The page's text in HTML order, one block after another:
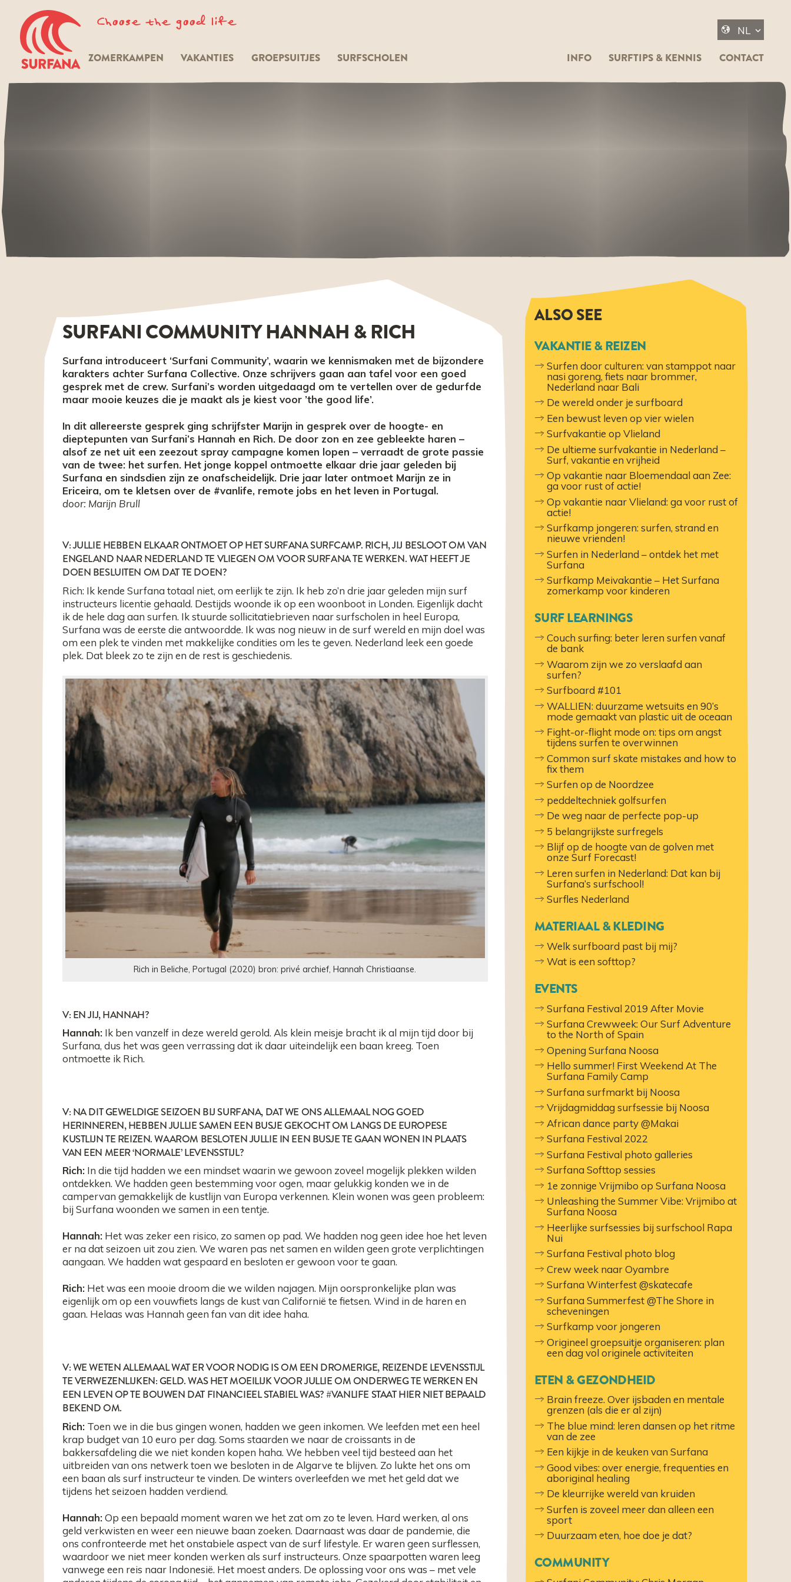
Choose the good life
ZOMERKAMPEN VAKANTIES GROEPSUITJES SURFSCHOLEN INFO SURFTIPS & KENNIS CONTACT
SURFANI COMMUNITY HANNAH & RICH
Surfana introduceert ‘Surfani Community’, waarin we kennismaken met de bijzondere
karakters achter Surfana Collective. Onze schrijvers gaan aan tafel voor een goed
gesprek met de crew. Surfani’s worden uitgedaagd om te vertellen over de gedurfde
maar mooie keuzes die je maakt als je kiest voor ’the good life’.
In dit allereerste gesprek ging schrijfster Marijn in gesprek over de hoogte- en
dieptepunten van Surfani’s Hannah en Rich. De door zon en zee gebleekte haren –
alsof ze net uit een zeezout spray campagne komen lopen – verraadt de grote passie
van de twee: het surfen. Het jonge koppel ontmoette elkaar drie jaar geleden bij
Surfana en sindsdien zijn ze onafscheidelijk. Drie jaar later ontmoet Marijn ze in
Ericeira, om te kletsen over de #vanlife, remote jobs en het leven in Portugal.
door: Marijn Brull
V: JULLIE HEBBEN ELKAAR ONTMOET OP HET SURFANA SURFCAMP. RICH, JIJ BESLOOT OM VAN
ENGELAND NAAR NEDERLAND TE VLIEGEN OM VOOR SURFANA TE WERKEN. WAT HEEFT JE
DOEN BESLUITEN OM DAT TE DOEN?
Rich: Ik kende Surfana totaal niet, om eerlijk te zijn. Ik heb zo’n drie jaar geleden mijn surf
instructeurs licentie gehaald. Destijds woonde ik op een woonboot in Londen. Eigenlijk dacht
ik de hele dag aan surfen. Ik stuurde sollicitatiebrieven naar surfscholen in heel Europa,
Surfana was de eerste die antwoordde. Ik was nog nieuw in de surf wereld en mijn doel was
om een plek te vinden met makkelijke condities om les te geven. Nederland leek een goede
plek. Dat bleek zo te zijn en de rest is geschiedenis.
Rich in Beliche, Portugal (2020) bron: privé archief, Hannah Christiaanse.
V: EN JIJ, HANNAH?
Hannah: Ik ben vanzelf in deze wereld gerold. Als klein meisje bracht ik al mijn tijd door bij
Surfana, dus het was geen verrassing dat ik daar uiteindelijk een baan kreeg. Toen
ontmoette ik Rich.
V: NA DIT GEWELDIGE SEIZOEN BIJ SURFANA, DAT WE ONS ALLEMAAL NOG GOED
HERINNEREN, HEBBEN JULLIE SAMEN EEN BUSJE GEKOCHT OM LANGS DE EUROPESE
KUSTLIJN TE REIZEN. WAAROM BESLOTEN JULLIE IN EEN BUSJE TE GAAN WONEN IN PLAATS
VAN EEN MEER ‘NORMALE’ LEVENSSTIJL?
Rich: In die tijd hadden we een mindset waarin we gewoon zoveel mogelijk plekken wilden
ontdekken. We hadden geen bestemming voor ogen, maar gelukkig konden we in de
campervan gemakkelijk de kustlijn van Europa verkennen. Klein wonen was geen probleem:
bij Surfana woonden we samen in een tentje.
Hannah: Het was zeker een risico, zo samen op pad. We hadden nog geen idee hoe het leven
er na dat seizoen uit zou zien. We waren pas net samen en wilden geen grote verplichtingen
aangaan. We hadden wat gespaard en besloten er gewoon voor te gaan.
Rich: Het was een mooie droom die we wilden najagen. Mijn oorspronkelijke plan was
eigenlijk om op een vouwfiets langs de kust van Californië te fietsen. Wind in de haren en
gaan. Helaas was Hannah geen fan van dit idee haha.
V: WE WETEN ALLEMAAL WAT ER VOOR NODIG IS OM EEN DROMERIGE, REIZENDE LEVENSSTIJL
TE VERWEZENLIJKEN: GELD. WAS HET MOEILIJK VOOR JULLIE OM ONDERWEG TE WERKEN EN
EEN LEVEN OP TE BOUWEN DAT FINANCIEEL STABIEL WAS? #VANLIFE STAAT HIER NIET BEPAALD
BEKEND OM.
Rich: Toen we in die bus gingen wonen, hadden we geen inkomen. We leefden met een heel
krap budget van 10 euro per dag. Soms staarden we naar de croissants in de
bakkersafdeling die we niet konden kopen haha. We hebben veel tijd besteed aan het
uitbreiden van ons netwerk toen we besloten in de Algarve te blijven. Zo lukte het ons om
een baan als surf instructeur te vinden. De winters overleefden we met het geld dat we
tijdens het seizoen hadden verdiend.
Hannah:Op een bepaald moment waren we het zat om zo te leven. Hard werken, al ons
geld verkwisten en weer een nieuwe baan zoeken. Daarnaast was daar de pandemie, die
ons confronteerde met het onstabiele aspect van de surf lifestyle. Er waren geen surflessen,
waardoor we niet meer konden werken als surf instructeurs. Onze spaarpotten waren leeg
vanwege een reis naar Indonesië. Het moest anders. De oplossing voor ons was – met vele
ALSO SEE
VAKANTIE & REIZEN
Surfen door culturen: van stamppot naar
nasi goreng, fiets naar brommer,
Nederland naar Bali
De wereld onder je surfboard
Een bewust leven op vier wielen
Surfvakantie op Vlieland
De ultieme surfvakantie in Nederland –
Surf, vakantie en vrijheid
​​Op vakantie naar Bloemendaal aan Zee:
ga voor rust of actie!
​​Op vakantie naar Vlieland: ga voor rust of
actie!
Surfkamp jongeren: surfen, strand en
nieuwe vrienden!
Surfen in Nederland – ontdek het met
Surfana
Surfkamp Meivakantie – Het Surfana
zomerkamp voor kinderen
SURF LEARNINGS
Couch surfing: beter leren surfen vanaf
de bank
Waarom zijn we zo verslaafd aan
surfen?
Surfboard #101
WALLIEN: duurzame wetsuits en 90’s
mode gemaakt van plastic uit de oceaan
Fight-or-flight mode on: tips om angst
tijdens surfen te overwinnen
Common surf skate mistakes and how to
fix them
Surfen op de Noordzee
peddeltechniek golfsurfen
De weg naar de perfecte pop-up
5 belangrijkste surfregels
Blijf op de hoogte van de golven met
onze Surf Forecast!
Leren surfen in Nederland: Dat kan bij
Surfana’s surfschool!
Surfles Nederland
MATERIAAL & KLEDING
Welk surfboard past bij mij?
Wat is een softtop?
EVENTS
Surfana Festival 2019 After Movie
Surfana Crewweek: Our Surf Adventure
to the North of Spain
Opening Surfana Noosa
Hello summer! First Weekend At The
Surfana Family Camp
Surfana surfmarkt bij Noosa
Vrijdagmiddag surfsessie bij Noosa
African dance party @Makai
Surfana Festival 2022
Surfana Festival photo galleries
Surfana Softtop sessies
1e zonnige Vrijmibo op Surfana Noosa
Unleashing the Summer Vibe: Vrijmibo at
Surfana Noosa
Heerlijke surfsessies bij surfschool Rapa
Nui
Surfana Festival photo blog
Crew week naar Oyambre
Surfana Winterfest @skatecafe
Surfana Summerfest @The Shore in
scheveningen
Surfkamp voor jongeren
Origineel groepsuitje organiseren: plan
een dag vol originele activiteiten
ETEN & GEZONDHEID
Brain freeze. Over ijsbaden en mentale
grenzen (als die er al zijn)
The blue mind: leren dansen op het ritme
van de zee
Een kijkje in de keuken van Surfana
Good vibes: over energie, frequenties en
aboriginal healing
De kleurrijke wereld van kruiden
Surfen is zoveel meer dan alleen een
sport
Duurzaam eten, hoe doe je dat?
COMMUNITY